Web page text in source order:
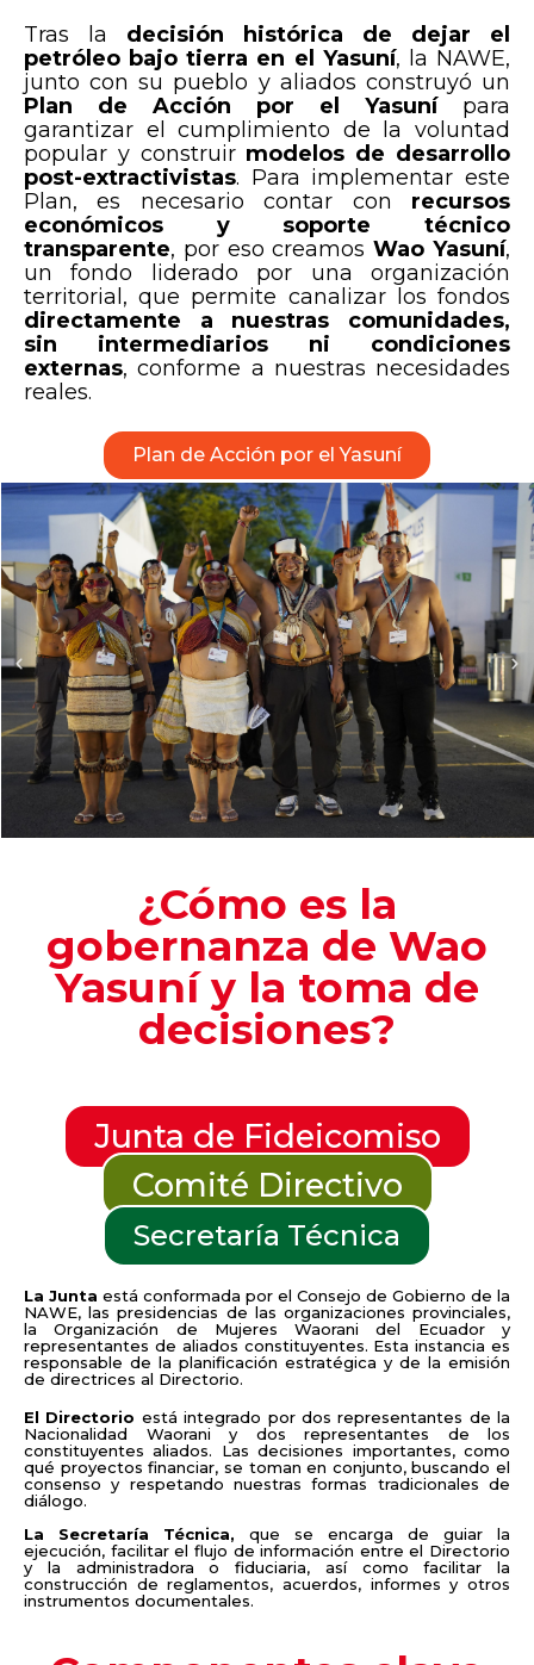
Tras la decisión histórica de dejar el
petróleo bajo tierra en el Yasuní, la NAWE,
junto con su pueblo y aliados construyó un
Plan de Acción por el Yasunípara
garantizar el cumplimiento de la voluntad
popular y construir modelos de desarrollo
post-extractivistas. Para implementar este
Plan, es necesario contar con recursos
económicos y soporte técnico
transparente, por eso creamosWao Yasuní,
un fondo liderado por una organización
territorial, que permite canalizar los fondos
directamente a nuestras comunidades,
sin intermediarios ni condiciones
externas, conforme a nuestras necesidades
reales.
Plan de Acción por el Yasuní
¿Cómo es la
gobernanza de Wao
Yasuní y la toma de
decisiones?
Junta de Fideicomiso
Comité Directivo
Secretaría Técnica
La Junta está conformada por el Consejo de Gobierno de la
NAWE, las presidencias de las organizaciones provinciales,
la Organización de Mujeres Waorani del Ecuador y
representantes de aliados constituyentes. Esta instancia es
responsable de la planificación estratégica y de la emisión
de directrices al Directorio.
El Directorio está integrado por dos representantes de la
Nacionalidad Waorani y dos representantes de los
constituyentes aliados. Las decisiones importantes, como
qué proyectos financiar, se toman en conjunto, buscando el
consenso y respetando nuestras formas tradicionales de
diálogo.
La Secretaría Técnica, que se encarga de guiar la
ejecución, facilitar el flujo de información entre el Directorio
y la administradora o fiduciaria, así como facilitar la
construcción de reglamentos, acuerdos, informes y otros
instrumentos documentales.